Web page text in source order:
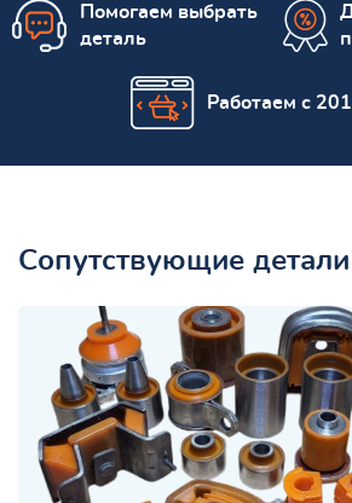
Помогаем выбрать
деталь
Работаем с
Сопутствующие детали